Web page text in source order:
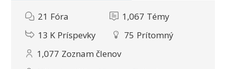
21 Fóra 1,067 Témy
13 K Príspevky 75 Prítomný
1,077 Zoznam členov